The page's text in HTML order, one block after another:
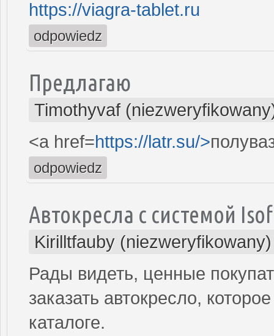
https://viagra-tablet.ru
odpowiedz
Предлагаю
Timothyvaf
<a href=https://latr.su/>
odpowiedz
Автокресла с системой
Kirilltfauby (niezweryfikowany)
Рады видеть, ценные
заказать автокресло,
каталоге.